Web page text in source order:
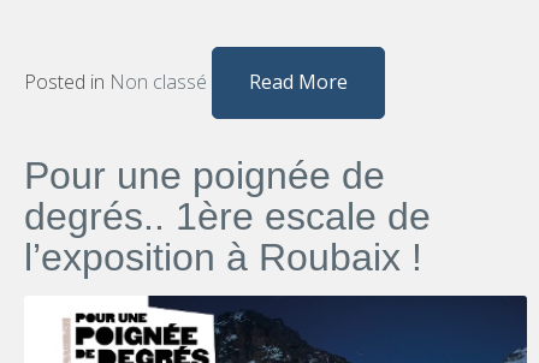
Posted in Non classé Read More
Pour une poignée de
degrés.. 1ère escale de
l’exposition à Roubaix !